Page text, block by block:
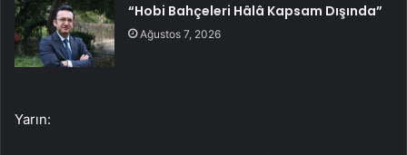
“Hobi Bahçeleri Hâlâ Kapsam Dışında”
Ağustos 7, 2026
Yarın: